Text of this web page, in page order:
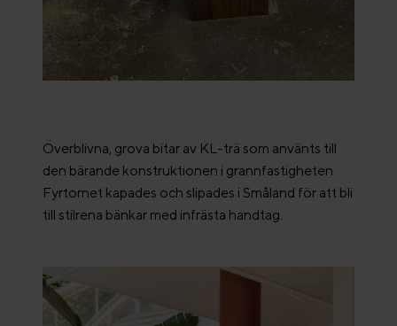
Överblivna, grova bitar av KL-trä som använts till
den bärande konstruktionen i grannfastigheten
Fyrtornet kapades och slipades i Småland för att bli
till stilrena bänkar med infrästa handtag.